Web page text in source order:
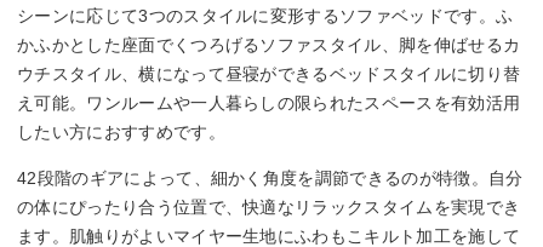
シーンに応じて3つのスタイルに変形するソファベッドです。ふ
かふかとした座面でくつろげるソファスタイル、脚を伸ばせるカ
ウチスタイル、横になって昼寝ができるベッドスタイルに切り替
え可能。ワンルームや一人暮らしの限られたスペースを有効活用
したい方におすすめです。
42段階のギアによって、細かく角度を調節できるのが特徴。自分
の体にぴったり合う位置で、快適なリラックスタイムを実現でき
ます。肌触りがよいマイヤー生地にふわもこキルト加工を施して